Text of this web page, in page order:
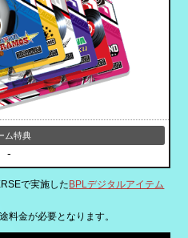
-
で実施したBPLデジタルアイテム
料金が必要となります。